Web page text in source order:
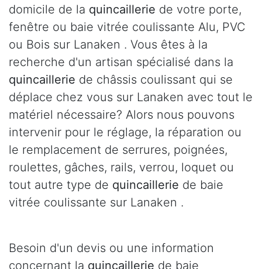
domicile de la quincaillerie de votre porte,
fenêtre ou baie vitrée coulissante Alu, PVC
ou Bois sur Lanaken . Vous êtes à la
recherche d'un artisan spécialisé dans la
quincaillerie de châssis coulissant qui se
déplace chez vous sur Lanaken avec tout le
matériel nécessaire? Alors nous pouvons
intervenir pour le réglage, la réparation ou
le remplacement de serrures, poignées,
roulettes, gâches, rails, verrou, loquet ou
tout autre type de quincaillerie de baie
vitrée coulissante sur Lanaken .
Besoin d'un devis ou une information
concernant la quincaillerie de baie